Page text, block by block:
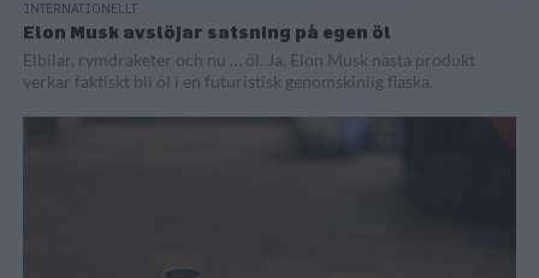
INTERNATIONELLT
Elon Musk avslöjar satsning på egen öl
Elbilar, rymdraketer och nu … öl. Ja, Elon Musk nästa produkt
verkar faktiskt bli öl i en futuristisk genomskinlig flaska.